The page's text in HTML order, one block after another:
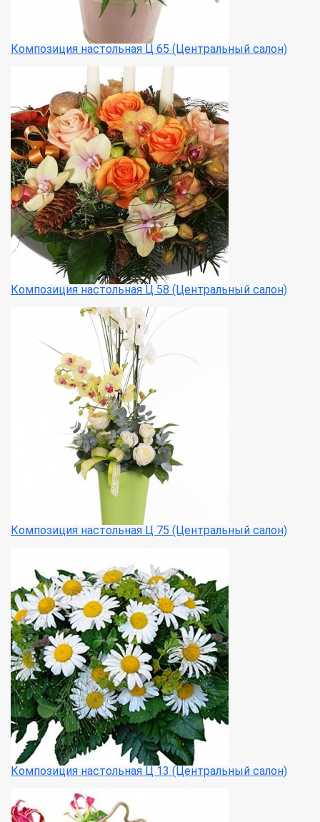
Композиция настольная Ц 65 (Центральный салон)
Композиция настольная Ц 58 (Центральный салон)
Композиция настольная Ц 75 (Центральный салон)
Композиция настольная Ц 13 (Центральный салон)